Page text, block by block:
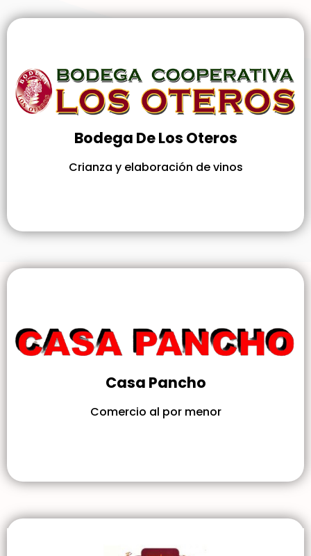
Bodega De Los Oteros
Crianza y elaboración de vinos
Casa Pancho
Comercio al por menor